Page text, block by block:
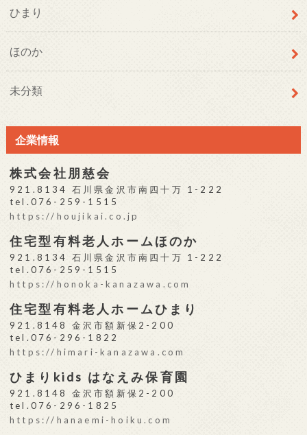
ひまり
ほのか
未分類
企業情報
株式会社朋慈会
921.8134 石川県金沢市南四十万 1-222
tel.076-259-1515
https://houjikai.co.jp
住宅型有料老人ホームほのか
921.8134 石川県金沢市南四十万 1-222
tel.076-259-1515
https://honoka-kanazawa.com
住宅型有料老人ホームひまり
921.8148 金沢市額新保2-200
tel.076-296-1822
https://himari-kanazawa.com
ひまりkids はなえみ保育園
921.8148 金沢市額新保2-200
tel.076-296-1825
https://hanaemi-hoiku.com